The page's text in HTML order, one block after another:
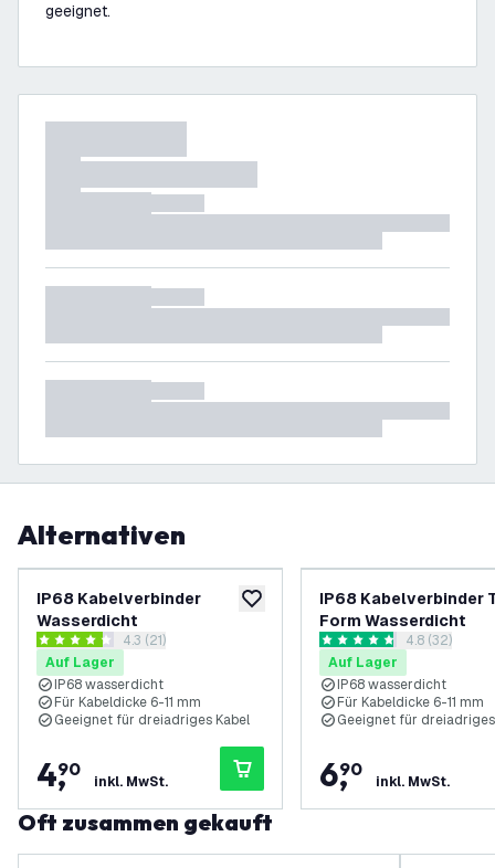
geeignet.
Alternativen
zur Wunschliste hinzufügen
IP68 Kabelverbinder
Wasserdicht
Bewertungsbereich öffnen
4.3 Bewertungssterne
4.3 (21)
Auf Lager
IP68 wasserdicht
Für Kabeldicke 6-11 mm
Geeignet für dreiadriges Kabel
4,
90
inkl. MwSt.
IP68 Kabelverbinder
Form Wasserdicht
4.8 Bewertungssterne
4.8 (32)
Auf Lager
IP68 wasserdicht
Für Kabeldicke 6-11 mm
Geeignet für
6,
90
inkl. MwSt.
Oft zusammen gekauft